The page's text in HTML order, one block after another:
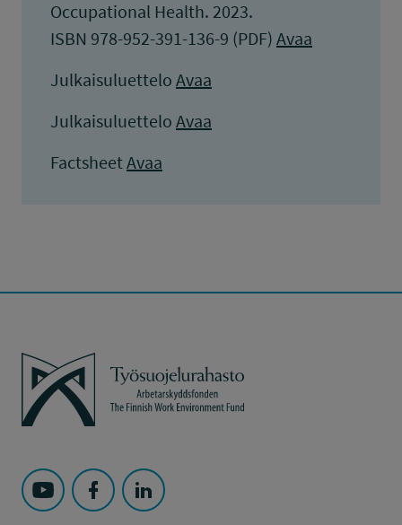
Occupational Health. 2023.
ISBN 978-952-391-136-9 (PDF) Avaa
Julkaisuluettelo Avaa
Julkaisuluettelo Avaa
FactsheetAvaa
Työsuojelurahasto
Seuraa Työsuojelurahasto kohteessa: YouTube
Seuraa Työsuojelurahasto kohteessa:
Seuraa Työsuojelurahasto kohteessa: